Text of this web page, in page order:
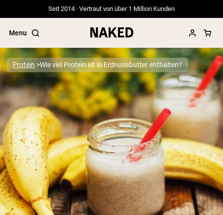
Seit 2014 · Vertraut von über 1 Million Kunden
Menu
Beliebte Suchbegriffe
”Protein Powder“
”Overnight Oats“
”Vegan protein“
”Collagen“
”Micellar Casein“
Protein Wie viel Protein ist in Erdnussbutter enthalten?